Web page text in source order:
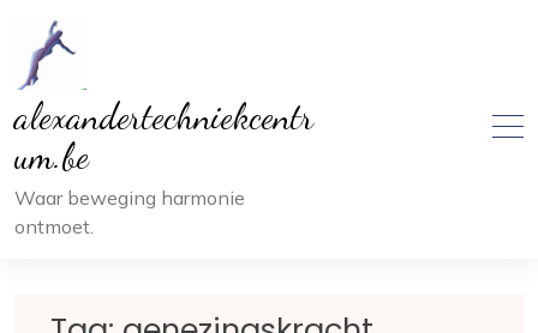
inhoud
alexandertechniekcentr
um.be
Waar beweging harmonie
ontmoet.